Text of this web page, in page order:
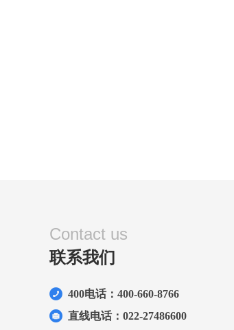
Contact us
联系我们
400电话：400-660-8766
直线电话：022-27486600